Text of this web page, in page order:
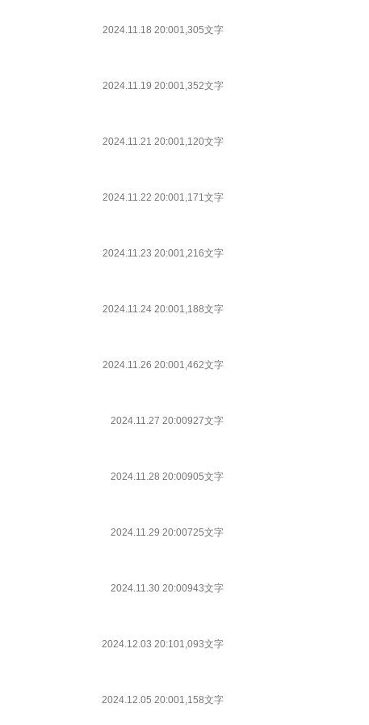
2024.11.18 20:001,305文字
2024.11.19 20:001,352文字
2024.11.21 20:001,120文字
2024.11.22 20:001,171文字
2024.11.23 20:001,216文字
2024.11.24 20:001,188文字
2024.11.26 20:001,462文字
2024.11.27 20:00927文字
2024.11.28 20:00905文字
2024.11.29 20:00725文字
2024.11.30 20:00943文字
2024.12.03 20:101,093文字
2024.12.05 20:001,158文字